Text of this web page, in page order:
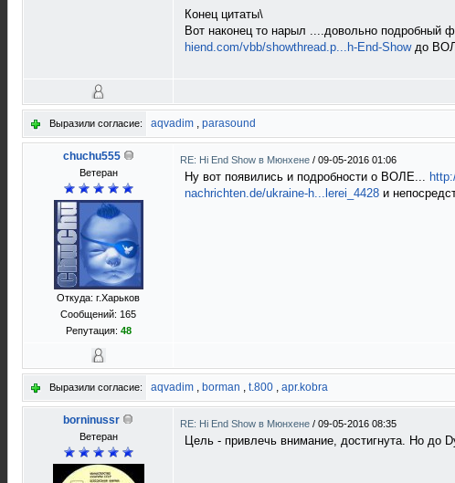
Конец цитаты\
Вот наконец то нарыл ....довольно подробный
hiend.com/vbb/showthread.p...h-End-Showдо
Выразили согласие: aqvadim , parasound
chuchu555
Ветеран
Откуда: г.Харьков
Сообщений: 165
Репутация: 48
RE: Hi End Show в Мюнхене / 09-05-2016 01:06
Ну вот появились и подробности о ВОЛЕ...
nachrichten.de/ukraine-h...lerei_4428 и
Выразили согласие: aqvadim , borman , t.800 , apr.kobra
borninussr
Ветеран
RE: Hi End Show в Мюнхене / 09-05-2016 08:35
Цель - привлечь внимание, достигнута. Но до